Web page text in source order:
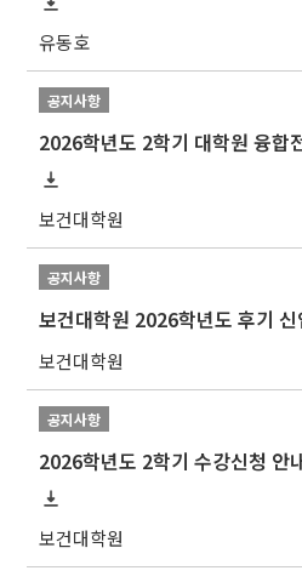
유동호
공지사항
보건대학원
공지사항
보건대학원 2026학년도 후기
보건대학원
공지사항
2026학년도 2학기 수강신청 안
보건대학원